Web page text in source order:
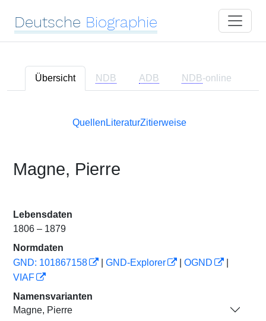
Deutsche Biographie
Übersicht NDB ADB NDB-online
Quellen LiteraturZitierweise
Magne, Pierre
Lebensdaten
1806 – 1879
Normdaten
GND: 101867158
GND-Explorer OGND
VIAF
Namensvarianten
Magne, Pierre